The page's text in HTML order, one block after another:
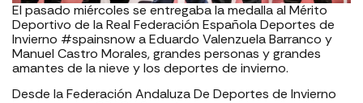
El pasado miércoles se entregaba la medalla al Mérito
Deportivo de la Real Federación Española Deportes de
Invierno #spainsnow a Eduardo Valenzuela Barranco y
Manuel Castro Morales, grandes personas y grandes
amantes de la nieve y los deportes de invierno.
Desde la Federación Andaluza De Deportes de Invierno